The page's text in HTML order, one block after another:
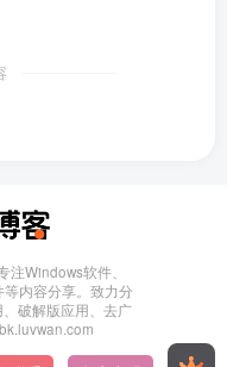
Windows软件、
内容分享。致力分
破解版应用、去广